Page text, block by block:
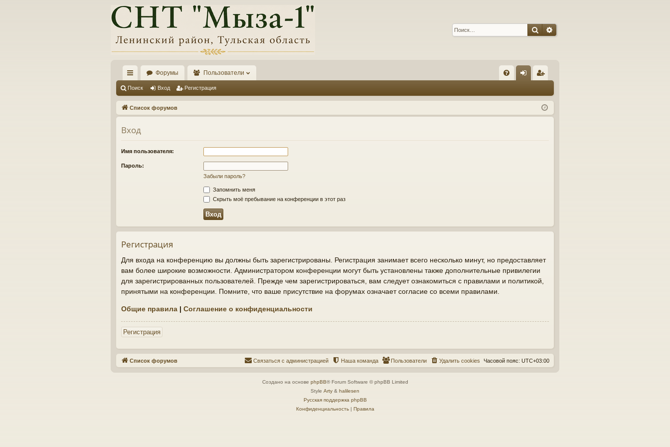
ПоискРасширенный поиск
с
ы
лк
и
Форумы Пользователи
Q д ис
тр
Поиск Вход Регистрация
Список форумов
Вход
Имя пользователя:
Пароль:
Забыли пароль?
Запомнить меня
Скрыть моё пребывание на конференции в этот раз
Регистрация
Для входа на конференцию вы должны быть зарегистрированы. Регистрация занимает всего несколько минут, но предоставляет
вам более широкие возможности. Администратором конференции могут быть установлены также дополнительные привилегии
для зарегистрированных пользователей. Прежде чем зарегистрироваться, вам следует ознакомиться с правилами и политикой,
принятыми на конференции. Помните, что ваше присутствие на форумах означает согласие со всеми правилами.
Общие правила | Соглашение о конфиденциальности
Регистрация
Список форумов Часовой пояс: UTC+03:00
Удалить cookies
Пользователи
Наша команда
Связаться с администрацией
Создано на основе phpBB® Forum Software © phpBB Limited
Style Arty & halilesen
Русская поддержка phpBB
Конфиденциальность| Правила